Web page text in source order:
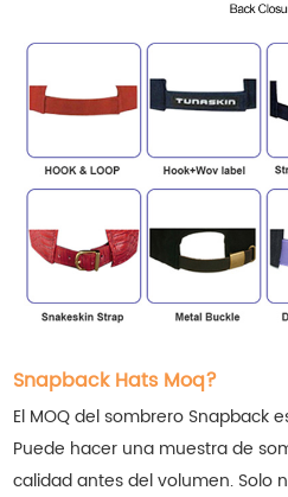
Snapback Hats Moq?
El MOQ del sombrero Snapback
Puede hacer una muestra de
calidad antes del volumen. Solo